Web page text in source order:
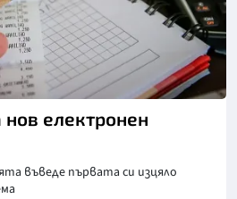
електронен
въведе първата си изцяло